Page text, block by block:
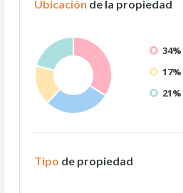
Ubicación de la propiedad
34%
17%
21%
Tipo de propiedad